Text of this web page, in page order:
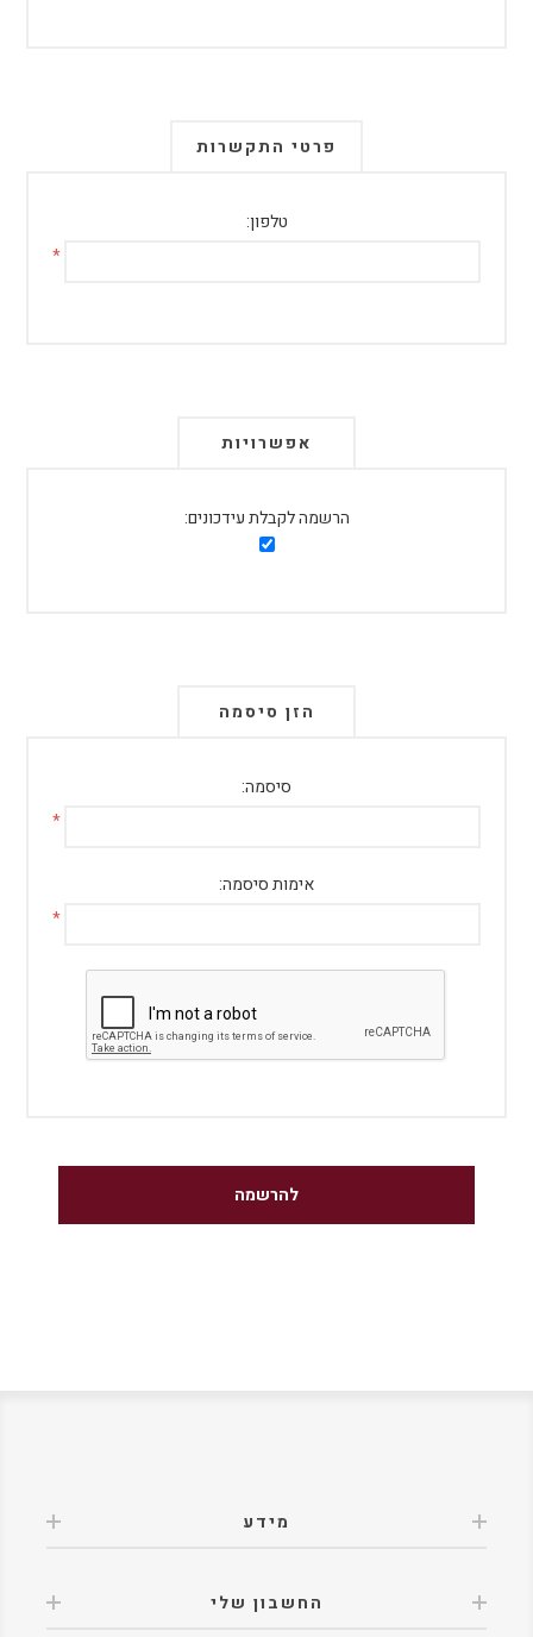
פרטי התקשרות
טלפון:
*
אפשרויות
הרשמה לקבלת עידכונים:
הזן סיסמה
סיסמה:
*
אימות סיסמה:
*
מידע
החשבון שלי